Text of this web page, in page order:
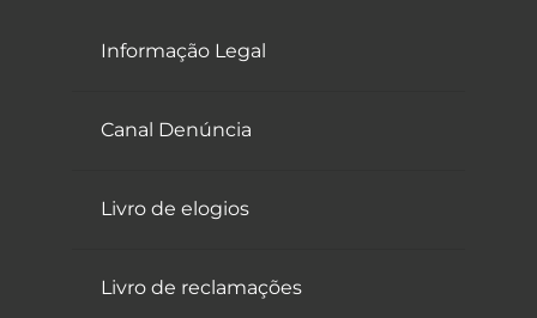
Informação Legal
Canal Denúncia
Livro de elogios
Livro de reclamações